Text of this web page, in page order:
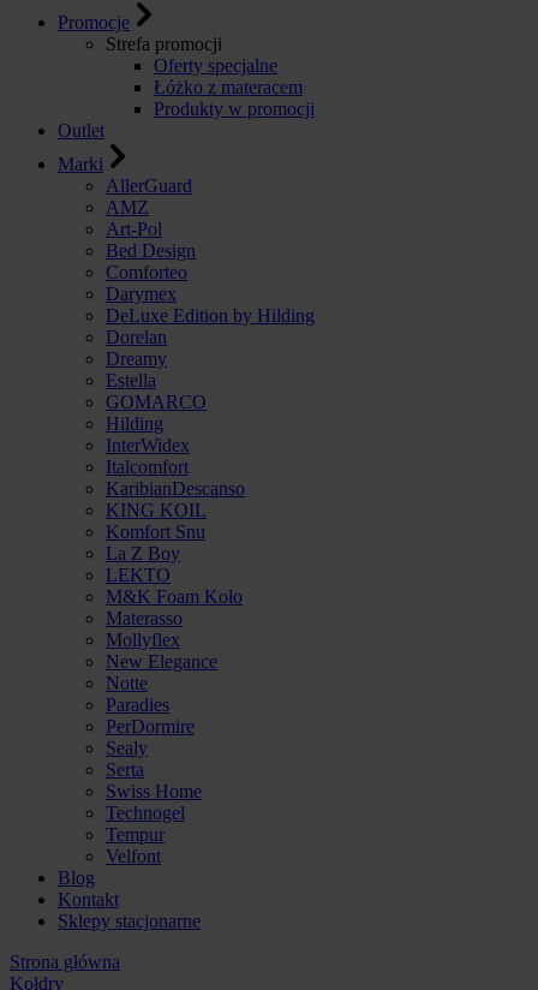
Promocje
Strefa promocji
Oferty specjalne
Łóżko z materacem
Produkty w promocji
Outlet
Marki
AllerGuard
AMZ
Art-Pol
Bed Design
Comforteo
Darymex
DeLuxe Edition by Hilding
Dorelan
Dreamy
Estella
GOMARCO
Hilding
InterWidex
Italcomfort
KaribianDescanso
KING KOIL
Komfort Snu
La Z Boy
LEKTO
M&K Foam Koło
Materasso
Mollyflex
New Elegance
Notte
Paradies
PerDormire
Sealy
Serta
Swiss Home
Technogel
Tempur
Velfont
Blog
Kontakt
Sklepy stacjonarne
Strona główna
Kołdry